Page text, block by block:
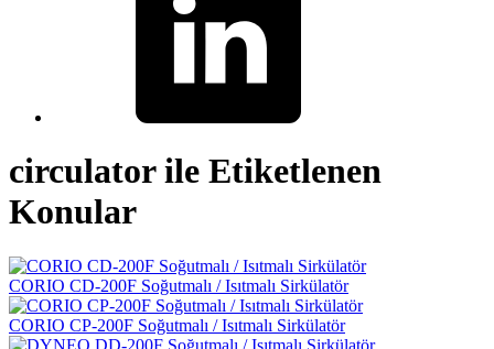
circulator ile Etiketlenen
Konular
CORIO CD-200F Soğutmalı / Isıtmalı Sirkülatör
CORIO CP-200F Soğutmalı / Isıtmalı Sirkülatör